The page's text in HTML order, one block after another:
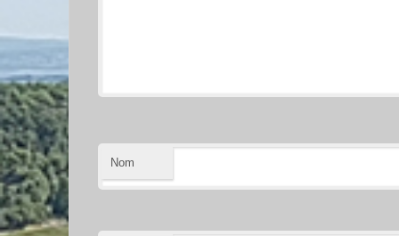
Nom